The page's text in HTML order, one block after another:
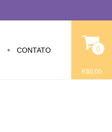
CONTATO 0
R$0,00